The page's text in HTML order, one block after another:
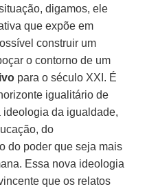
digamos, ele
que expõe em
construir um
o contorno de um
para o século XXI. É
igualitário de
da igualdade,
do
do poder que seja mais
Essa nova ideologia
que os relatos